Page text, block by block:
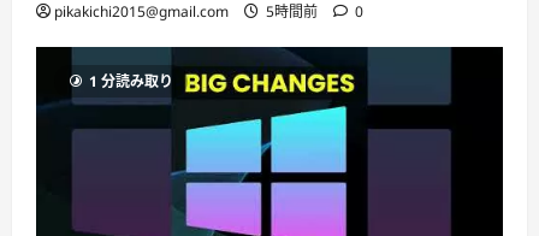
pikakichi2015@gmail.com 5時間前 0
1 分読み取り